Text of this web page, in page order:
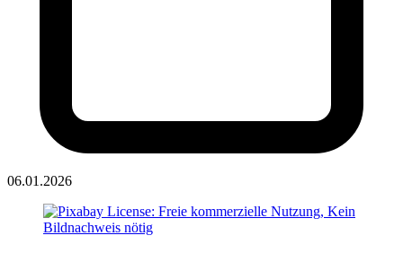
06.01.2026